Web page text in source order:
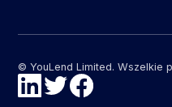
© YouLend Limited. Wszelkie